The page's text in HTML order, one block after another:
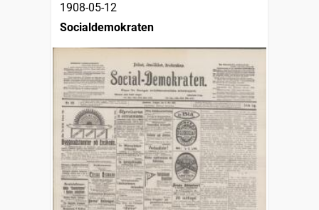
1908-05-12
Socialdemokraten